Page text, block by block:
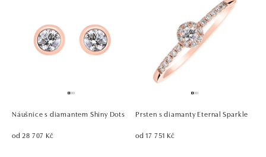
Náušnice s diamantem Shiny Dots
od 28 707 Kč
Prsten s diamanty Eternal Sparkle
od 17 751 Kč